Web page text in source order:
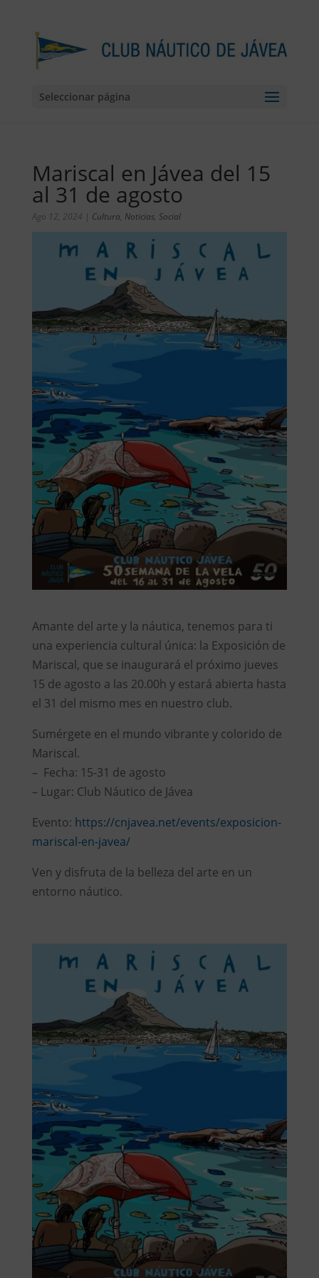
Seleccionar página
Mariscal en Jávea del 15
al 31 de agosto
Ago 12, 2024 | Cultura Noticias, Social
Amante del arte y la náutica, tenemos para ti
una experiencia cultural única: la Exposición de
Mariscal, que se inaugurará el próximo jueves
15 de agosto a las 20.00h y estará abierta hasta
el 31 del mismo mes en nuestro club.
Sumérgete en el mundo vibrante y colorido de
Mariscal.
– Fecha: 15-31 de agosto
– Lugar: Club Náutico de Jávea
Evento: https://cnjavea.net/events/exposicion-
mariscal-en-javea/
Ven y disfruta de la belleza del arte en un
entorno náutico.